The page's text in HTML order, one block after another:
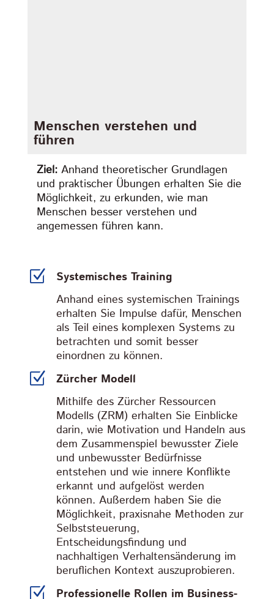
Menschen verstehen und
führen
Ziel:Anhand theoretischer Grundlagen
und praktischer Übungen erhalten Sie die
Möglichkeit, zu erkunden, wie man
Menschen besser verstehen und
angemessen führen kann.
Z
Systemisches Training
Anhand eines systemischen Trainings
erhalten Sie Impulse dafür, Menschen
als Teil eines komplexen Systems zu
betrachten und somit besser
einordnen zu können.
Z
Zürcher Modell
Mithilfe des Zürcher Ressourcen
Modells (ZRM) erhalten Sie Einblicke
darin, wie Motivation und Handeln aus
dem Zusammenspiel bewusster Ziele
und unbewusster Bedürfnisse
entstehen und wie innere Konflikte
erkannt und aufgelöst werden
können. Außerdem haben Sie die
Möglichkeit, praxisnahe Methoden zur
Selbststeuerung,
Entscheidungsfindung und
nachhaltigen Verhaltensänderung im
beruflichen Kontext auszuprobieren.
Z Professionelle Rollen im Business-